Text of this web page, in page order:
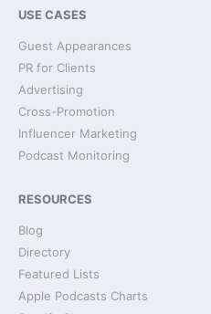
USE CASES
Guest Appearances
PR for Clients
Advertising
Cross-Promotion
Influencer Marketing
Podcast Monitoring
RESOURCES
Blog
Directory
Featured Lists
Apple Podcasts Charts